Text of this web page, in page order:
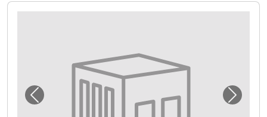
Vorheriges Bild für "Lager in Spatenhof"